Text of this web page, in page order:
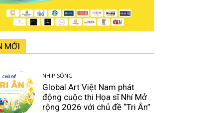
MỚI
NHỊP SỐNG
Global Art Việt Nam phát
động cuộc thi Họa sĩ Nhí Mở
rộng 2026 với chủ đề “Tri Ân”